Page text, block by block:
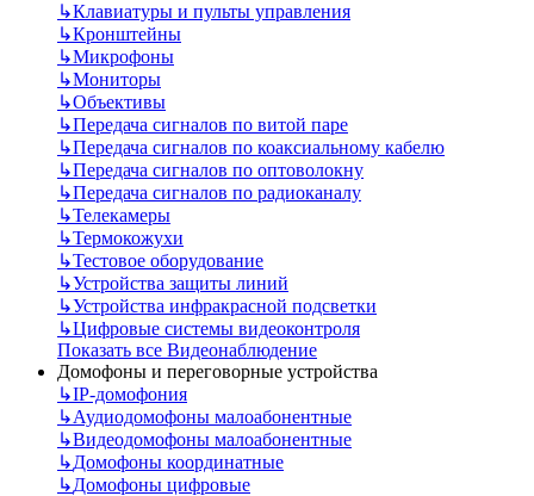
↳Клавиатуры и пульты управления
↳Кронштейны
↳Микрофоны
↳Мониторы
↳Объективы
↳Передача сигналов по витой паре
↳Передача сигналов по коаксиальному кабелю
↳Передача сигналов по оптоволокну
↳Передача сигналов по радиоканалу
↳Телекамеры
↳Термокожухи
↳Тестовое оборудование
↳Устройства защиты линий
↳Устройства инфракрасной подсветки
↳Цифровые системы видеоконтроля
Показать все Видеонаблюдение
Домофоны и переговорные устройства
↳IP-домофония
↳Аудиодомофоны малоабонентные
↳Видеодомофоны малоабонентные
↳Домофоны координатные
↳Домофоны цифровые